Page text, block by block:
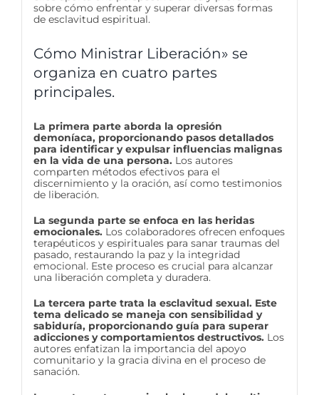
sobre cómo enfrentar y superar diversas formas
de esclavitud espiritual.
Cómo Ministrar Liberación» se
organiza en cuatro partes
principales.
La primera parte aborda la opresión
demoníaca, proporcionando pasos detallados
para identificar y expulsar influencias malignas
en la vida de una persona.Los autores
comparten métodos efectivos para el
discernimiento y la oración, así como testimonios
de liberación.
La segunda parte se enfoca en las heridas
emocionales.Los colaboradores ofrecen enfoques
terapéuticos y espirituales para sanar traumas del
pasado, restaurando la paz y la integridad
emocional. Este proceso es crucial para alcanzar
una liberación completa y duradera.
La tercera parte trata la esclavitud sexual. Este
tema delicado se maneja con sensibilidad y
sabiduría, proporcionando guía para superar
adicciones y comportamientos destructivos.Los
autores enfatizan la importancia del apoyo
comunitario y la gracia divina en el proceso de
sanación.